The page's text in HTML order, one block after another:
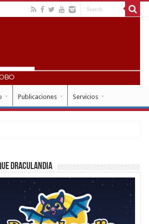
Publicaciones Servicios
Draculandia